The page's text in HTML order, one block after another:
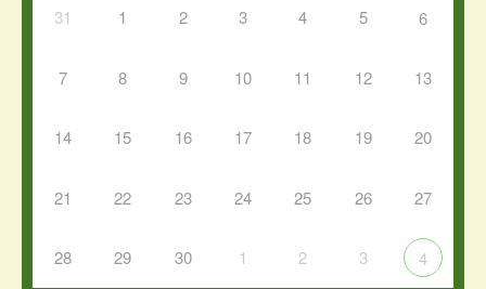
31 1 2 3 4 5 6
7 8 9 10 11 12 13
14 15 16 17 18 19 20
21 22 23 24 25 26 27
28 29 30 1 2 3 4